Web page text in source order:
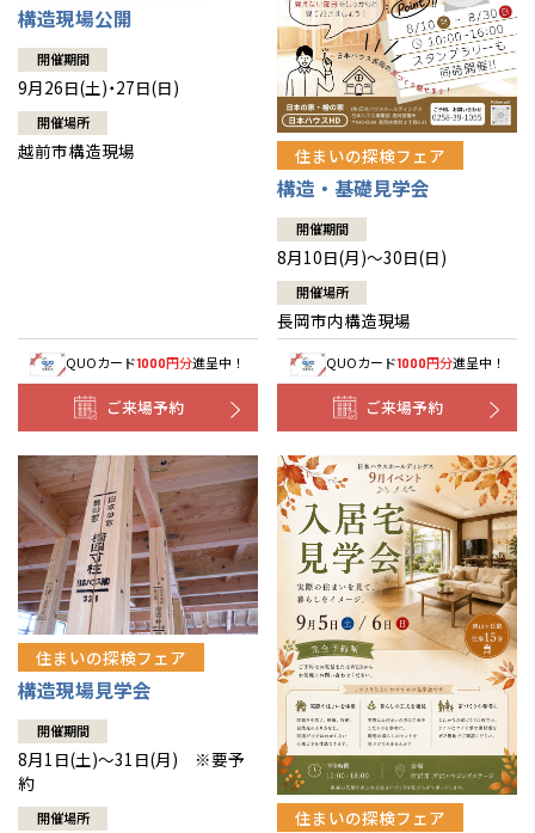
構造現場公開
開催期間
9月26日(土)・27日(日)
開催場所
越前市構造現場
QUOカード1000円分進呈中！
ご来場予約
住まいの探検フェア
構造・基礎見学会
開催期間
8月10日(月)～30日(日)
開催場所
長岡市内構造現場
QUOカード1000円分進呈中！
ご来場予約
住まいの探検フェア
構造現場見学会
開催期間
8月1日(土)～31日(月) ※要予
約
開催場所 住まいの探検フェア